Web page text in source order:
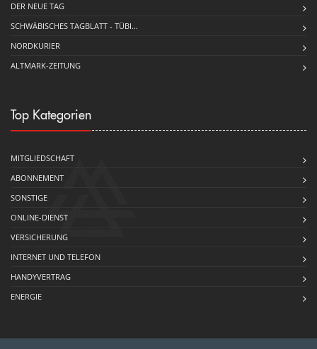
DER NEUE TAG
SCHWÄBISCHES TAGBLATT - TÜBI…
NORDKURIER
ALTMARK-ZEITUNG
Top Kategorien
MITGLIEDSCHAFT
ABONNEMENT
SONSTIGE
ONLINE-DIENST
VERSICHERUNG
INTERNET UND TELEFON
HANDYVERTRAG
ENERGIE